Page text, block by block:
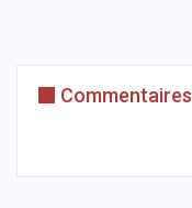
Commentaires